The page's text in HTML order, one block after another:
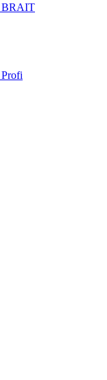
BRAIT